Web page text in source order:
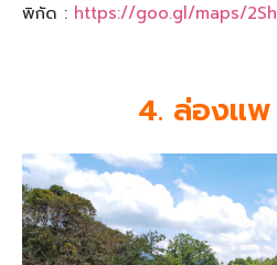
พิกัด : https://goo.gl/maps/
4. ล่องแพ